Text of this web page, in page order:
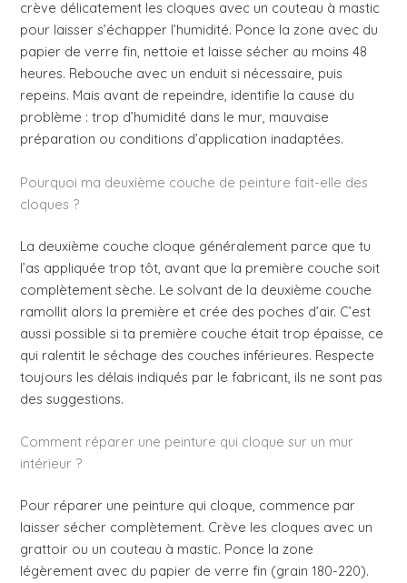
crève délicatement les cloques avec un couteau à mastic
pour laisser s’échapper l’humidité. Ponce la zone avec du
papier de verre fin, nettoie et laisse sécher au moins 48
heures. Rebouche avec un enduit si nécessaire, puis
repeins. Mais avant de repeindre, identifie la cause du
problème : trop d’humidité dans le mur, mauvaise
préparation ou conditions d’application inadaptées.
Pourquoi ma deuxième couche de peinture fait-elle des
cloques ?
La deuxième couche cloque généralement parce que tu
l’as appliquée trop tôt, avant que la première couche soit
complètement sèche. Le solvant de la deuxième couche
ramollit alors la première et crée des poches d’air. C’est
aussi possible si ta première couche était trop épaisse, ce
qui ralentit le séchage des couches inférieures. Respecte
toujours les délais indiqués par le fabricant, ils ne sont pas
des suggestions.
Comment réparer une peinture qui cloque sur un mur
intérieur ?
Pour réparer une peinture qui cloque, commence par
laisser sécher complètement. Crève les cloques avec un
grattoir ou un couteau à mastic. Ponce la zone
légèrement avec du papier de verre fin (grain 180-220).